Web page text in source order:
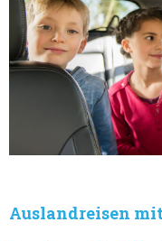
Auslandreisen